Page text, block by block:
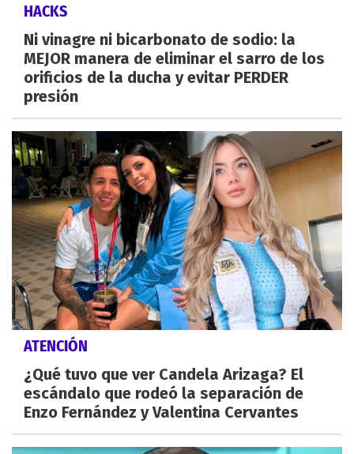
HACKS
Ni vinagre ni bicarbonato de sodio: la
MEJOR manera de eliminar el sarro de los
orificios de la ducha y evitar PERDER
presión
ATENCIÓN
¿Qué tuvo que ver Candela Arizaga? El
escándalo que rodeó la separación de
Enzo Fernández y Valentina Cervantes